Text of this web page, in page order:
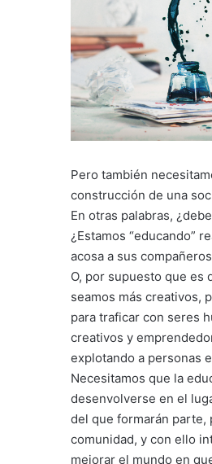
Pero también
construcción de una
En otras palabras,
¿Estamos “educando”
acosa a sus
O, por supuesto que es
seamos más creativos,
para traficar con seres
creativos y
explotando a personas
Necesitamos que la
desenvolverse en el
del que formarán parte,
comunidad, y con ello
mejorar el mundo en